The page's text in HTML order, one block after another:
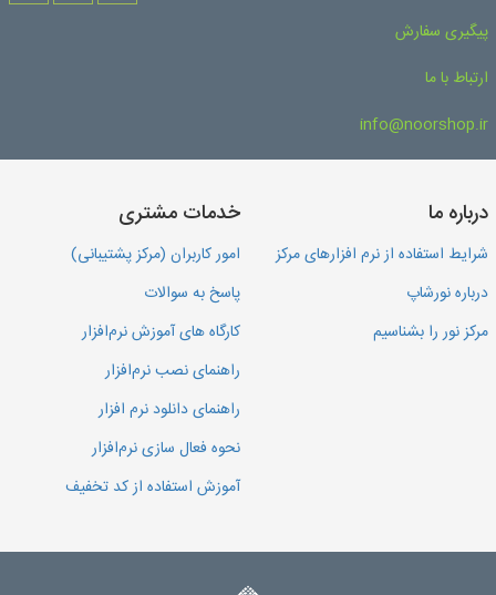
پیگیری سفارش
ارتباط با ما
info@noorshop.ir
درباره ما
شرایط استفاده از نرم افزارهای مرکز
درباره نورشاپ
مرکز نور را بشناسیم
خدمات مشتری
امور کاربران (مرکز پشتیبانی)
پاسخ به سوالات
کارگاه های آموزش نرم‌افزار
راهنمای نصب نرم‌افزار
راهنمای دانلود نرم افزار
نحوه فعال سازی نرم‌افزار
آموزش استفاده از کد تخفیف